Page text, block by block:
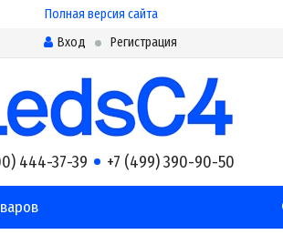
Полная версия сайта
Вход
Регистрация
444-37-39 +7 (499) 390-90-50